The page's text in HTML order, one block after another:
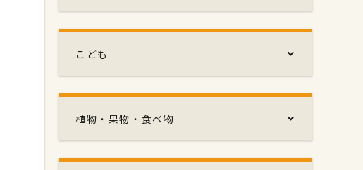
こども
植物・果物・食べ物